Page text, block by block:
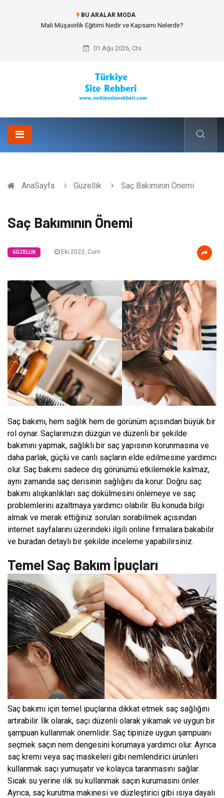
BU ARALAR MODA
Forma Yaptırma Girişimiyle Akademik Spor Topluluklarında Kurumsal
01 Ağu 2026, Cts
AnaSayfa Güzellik Saç Bakımının Önemi
Saç Bakımının Önemi
GÜZELLIK Eki 2023, Cum
Saç bakımı, hem sağlık hem de görünüm açısından büyük bir
rol oynar. Saçlarımızın düzgün ve düzenli bir şekilde
bakımını yapmak, sağlıklı bir saç yapısının korunmasına ve
daha parlak, güçlü ve canlı saçların elde edilmesine yardımcı
olur. Saç bakımı sadece dış görünümü etkilemekle kalmaz,
aynı zamanda saç derisinin sağlığını da korur. Doğru saç
bakımı alışkanlıkları saç dökülmesini önlemeye ve saç
problemlerini azaltmaya yardımcı olabilir. Bu konuda bilgi
almak ve merak ettiğiniz soruları sorabilmek açısından
internet sayfalarını üzerindeki ilgili online firmalara bakabilir
ve buradan detaylı bir şekilde inceleme yapabilirsiniz.
Temel Saç Bakım İpuçları
Saç bakımı için temel ipuçlarına dikkat etmek saç sağlığını
artırabilir. İlk olarak, saçı düzenli olarak yıkamak ve uygun bir
şampuan kullanmak önemlidir. Saç tipinize uygun şampuanı
seçmek saçın nem dengesini korumaya yardımcı olur. Ayrıca
saç kremi veya saç maskeleri gibi nemlendirici ürünleri
kullanmak saçı yumuşatır ve kolayca taranmasını sağlar.
Sıcak su yerine ılık su kullanmak saçın kurumasını önler.
Ayrıca, saç kurutma makinesi ve düzleştirici gibi ısıya dayalı